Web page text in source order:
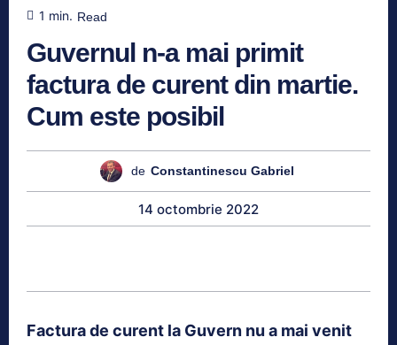
1 min. Read
Guvernul n-a mai primit
factura de curent din martie.
Cum este posibil
de Constantinescu Gabriel
14 octombrie 2022
Factura de curent la Guvern nu a mai venit